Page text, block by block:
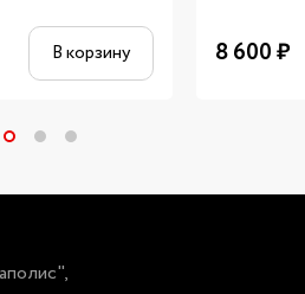
В корзину 8 600₽